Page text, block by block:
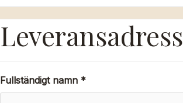
Leveransadress
Fullständigt namn *